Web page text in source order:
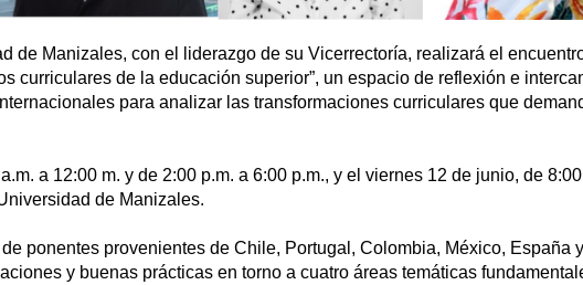
de Manizales, con el liderazgo de su Vicerrectoría, realizará el
curriculares de la educación superior”, un espacio de reflexión e
para analizar las transformaciones curriculares que
a 12:00 m. y de 2:00 p.m. a 6:00 p.m., y el viernes 12 de junio, de
de Manizales.
ponentes provenientes de Chile, Portugal, Colombia, México, España y
y buenas prácticas en torno a cuatro áreas temáticas